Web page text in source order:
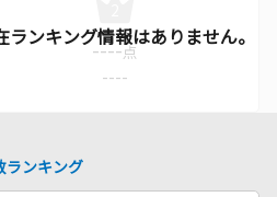
---- 点
----
ランキング